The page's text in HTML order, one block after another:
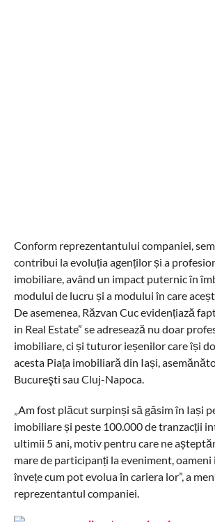
Conform reprezentantului companiei,
contribui la evoluția agenților și a
imobiliare, având un impact puternic în
modului de lucru și a modului în care
De asemenea, Răzvan Cuc evidențiază
in Real Estate” se adresează nu doar
imobiliare, ci și tuturor ieșenilor care își
acesta Piața imobiliară din Iași,
Bucureşti sau Cluj-Napoca.
„Am fost plăcut surpinși să găsim în Iași
imobiliare și peste 100.000 de tranzacții
ultimii 5 ani, motiv pentru care ne
mare de participanți la eveniment, oameni
învețe cum pot evolua în cariera lor”, a
reprezentantul companiei.